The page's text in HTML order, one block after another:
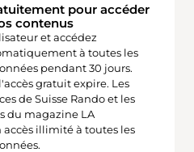
pour accéder
contenus
et accédez
à toutes les
pendant 30 jours.
gratuit expire. Les
de Suisse Rando et les
du magazine LA
accès illimité à toutes les